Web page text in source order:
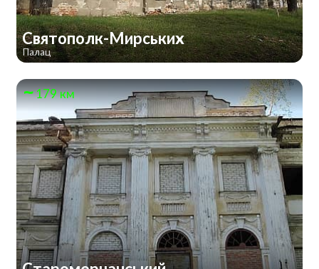
Святополк-Мирських
Палац
179 км